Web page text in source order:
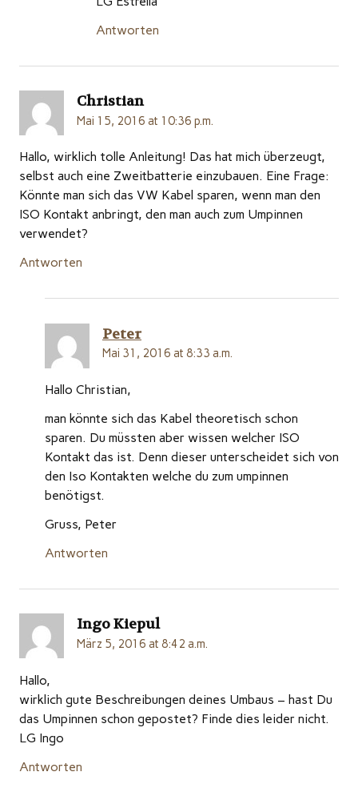
Antworten
Christian
Mai 15, 2016 at 10:36 p.m.
Hallo, wirklich tolle Anleitung! Das hat mich überzeugt,
selbst auch eine Zweitbatterie einzubauen. Eine Frage:
Könnte man sich das VW Kabel sparen, wenn man den
ISO Kontakt anbringt, den man auch zum Umpinnen
verwendet?
Antworten
Peter
Mai 31, 2016 at 8:33 a.m.
Hallo Christian,
man könnte sich das Kabel theoretisch schon
sparen. Du müssten aber wissen welcher ISO
Kontakt das ist. Denn dieser unterscheidet sich von
den Iso Kontakten welche du zum umpinnen
benötigst.
Gruss, Peter
Antworten
Ingo Kiepul
März 5, 2016 at 8:42 a.m.
Hallo,
wirklich gute Beschreibungen deines Umbaus – hast Du
das Umpinnen schon gepostet? Finde dies leider nicht.
LG Ingo
Antworten